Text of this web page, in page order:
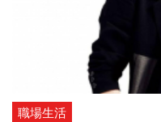
職場生活